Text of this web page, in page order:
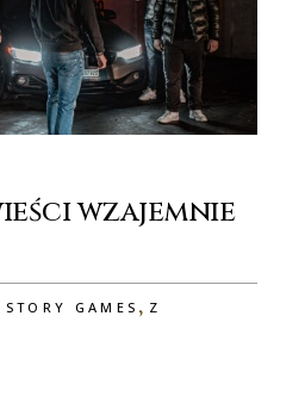
wzajemnie
STORY GAMES , Z